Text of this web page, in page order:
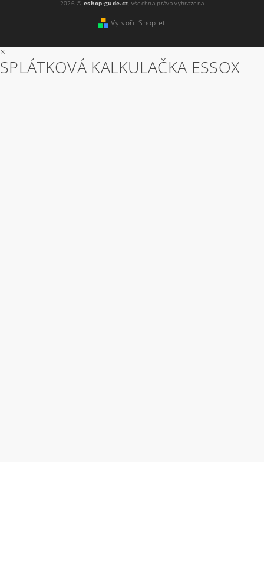
2026 ©eshop-gude.cz, všechna práva vyhrazena
Vytvořil Shoptet
×
SPLÁTKOVÁ KALKULAČKA ESSOX